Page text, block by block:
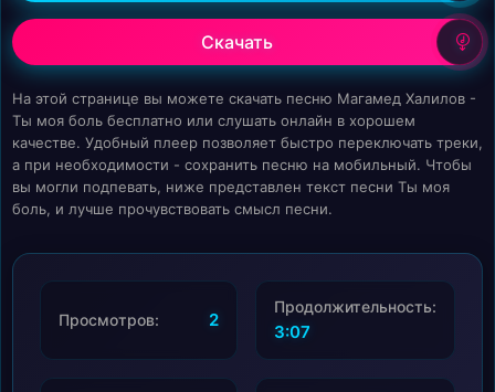
Скачать
На этой странице вы можете скачать песню Магамед Халилов -
Ты моя боль бесплатно или слушать онлайн в хорошем
качестве. Удобный плеер позволяет быстро переключать треки,
а при необходимости - сохранить песню на мобильный. Чтобы
вы могли подпевать, ниже представлен текст песни Ты моя
боль, и лучше прочувствовать смысл песни.
Просмотров: 2
Продолжительность:
3:07